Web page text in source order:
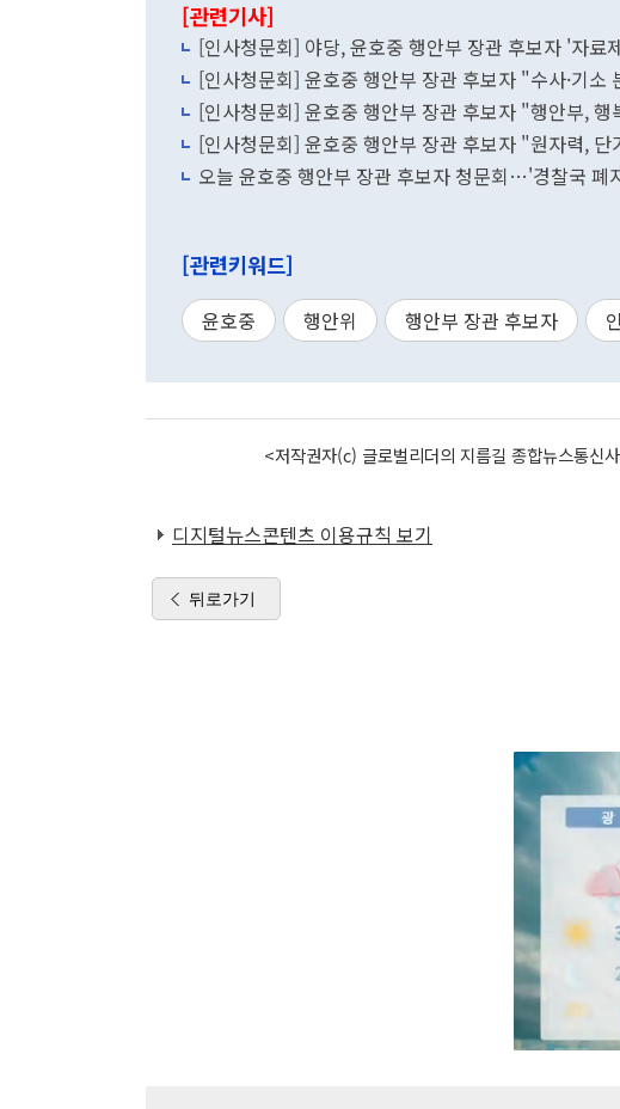
[관련기사]
[인사청문회] 야당, 윤호중 행안부 장관 후보자 '자료
[인사청문회] 윤호중 행안부 장관 후보자 "수사·기소
[인사청문회] 윤호중 행안부 장관 후보자 "행안부,
[인사청문회] 윤호중 행안부 장관 후보자 "원자력, 단
오늘 윤호중 행안부 장관 후보자 청문회…'경찰국 폐
[관련키워드]
윤호중 행안위 행안부 장관 후보자
<저작권자(c) 글로벌리더의 지름길 종합뉴스통
디지털뉴스콘텐츠 이용규칙 보기
뒤로가기